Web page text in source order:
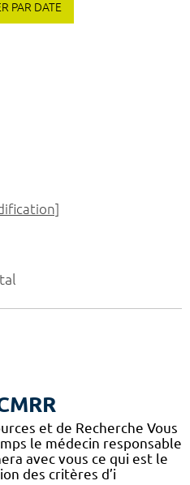
et de Recherche Vous
le médecin responsable
avec vous ce qui est le
des critères d’i
PAR DATE